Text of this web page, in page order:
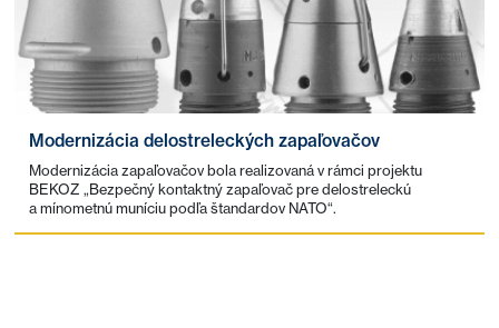
Modernizácia delostreleckých zapaľovačov
Modernizácia zapaľovačov bola realizovaná v rámci projektu
BEKOZ „Bezpečný kontaktný zapaľovač pre delostreleckú
a mínometnú muníciu podľa štandardov NATO“.